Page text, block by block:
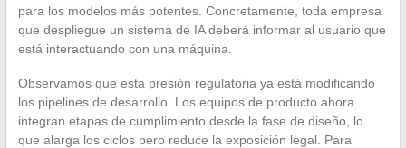
para los modelos más potentes. Concretamente, toda empresa
que despliegue un sistema de IA deberá informar al usuario que
está interactuando con una máquina.
Observamos que esta presión regulatoria ya está modificando
los pipelines de desarrollo. Los equipos de producto ahora
integran etapas de cumplimiento desde la fase de diseño, lo
que alarga los ciclos pero reduce la exposición legal. Para